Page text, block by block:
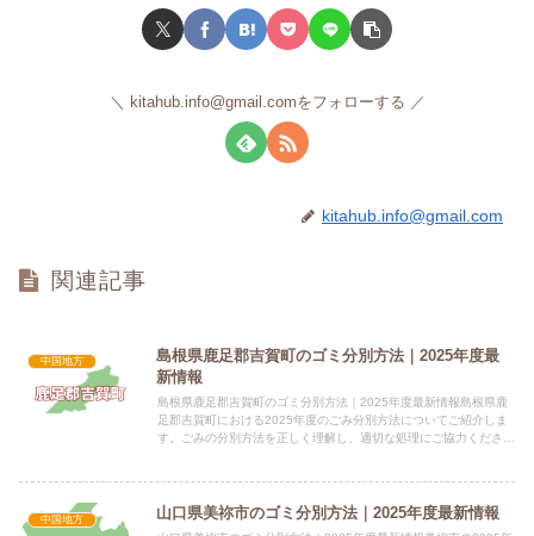
kitahub.info@gmail.comをフォローする
kitahub.info@gmail.com
関連記事
中国地方
島根県鹿足郡吉賀町のゴミ分別方法｜2025年度最
新情報
島根県鹿足郡吉賀町のゴミ分別方法｜2025年度最新情報島根県鹿
足郡吉賀町における2025年度のごみ分別方法についてご紹介しま
す。ごみの分別方法を正しく理解し、適切な処理にご協力くださ
中国地方 山口県美祢市のゴミ分別方法｜2025年度最新情報